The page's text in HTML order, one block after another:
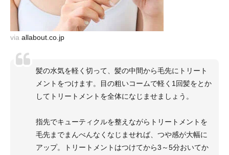
via allabout.co.jp
髪の水気を軽く切って、髪の中間から毛先にトリート
メントをつけます。目の粗いコームで軽く1回髪をとか
してトリートメントを全体になじませましょう。
指先でキューティクルを整えながらトリートメントを
毛先までまんべんなくなじませれば、つや感が大幅に
アップ。トリートメントはつけてから3～5分おいてか